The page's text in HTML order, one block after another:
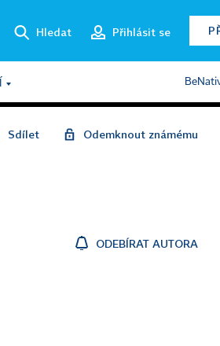
Hledat Přihlásit se
Sdílet Odemknout známému
ODEBÍRAT AUTORA